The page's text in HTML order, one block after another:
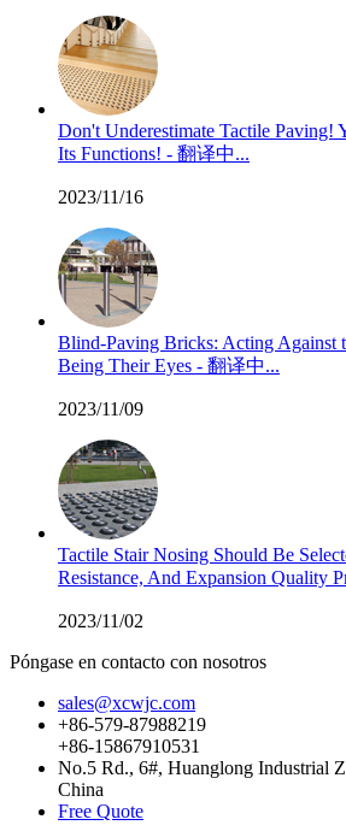
Don't Underestimate Tactile
Its Functions! - 翻译中...
2023/11/16
Blind-Paving Bricks: Acting Against
Being Their Eyes - 翻译中...
2023/11/09
Tactile Stair Nosing Should Be
Resistance, And Expansion Quality
2023/11/02
Póngase en contacto con nosotros
sales@xcwjc.com
+86-579-87988219
+86-15867910531
No.5 Rd., 6#, Huanglong Industrial
China
Free Quote